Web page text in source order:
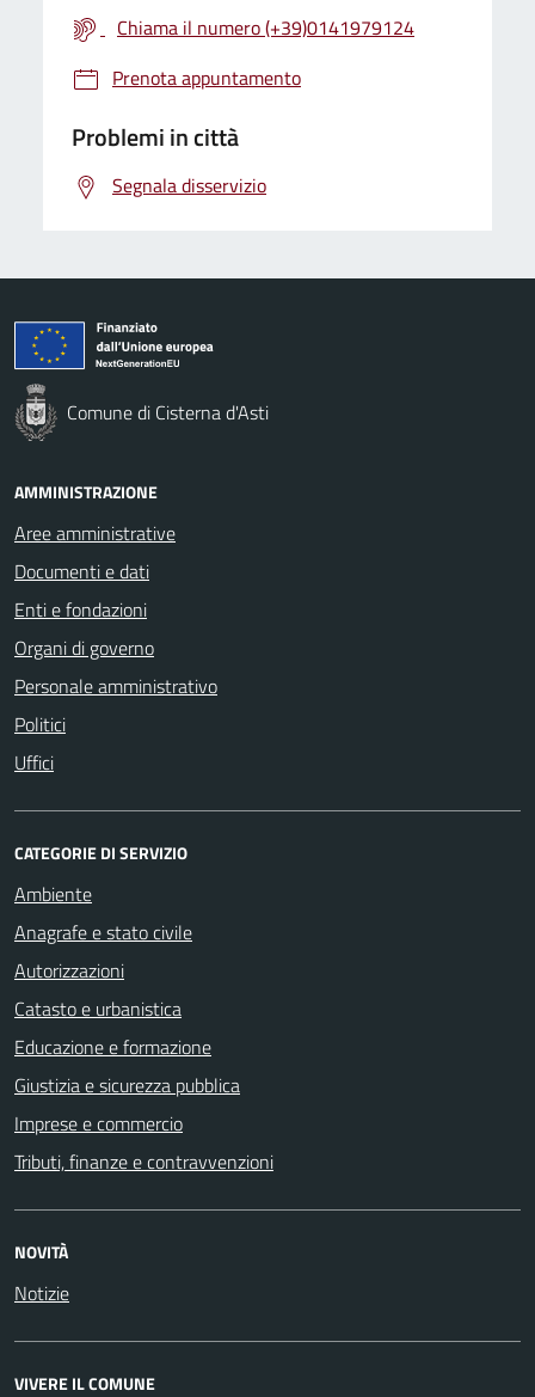
Chiama il numero (+39)0141979124
Prenota appuntamento
Problemi in città
Segnala disservizio
Comune di Cisterna d'Asti
AMMINISTRAZIONE
Aree amministrative
Documenti e dati
Enti e fondazioni
Organi di governo
Personale amministrativo
Politici
Uffici
CATEGORIE DI SERVIZIO
Ambiente
Anagrafe e stato civile
Autorizzazioni
Catasto e urbanistica
Educazione e formazione
Giustizia e sicurezza pubblica
Imprese e commercio
Tributi, finanze e contravvenzioni
NOVITÀ
Notizie
VIVERE IL COMUNE